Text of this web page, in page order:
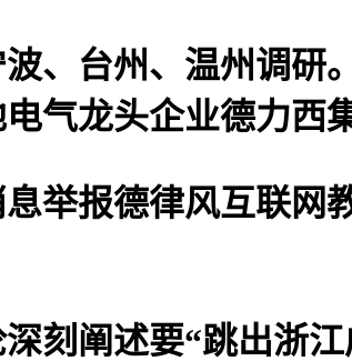
台州、温州调研
气龙头企业德力西
报德律风互联网
阐述要“跳出浙江